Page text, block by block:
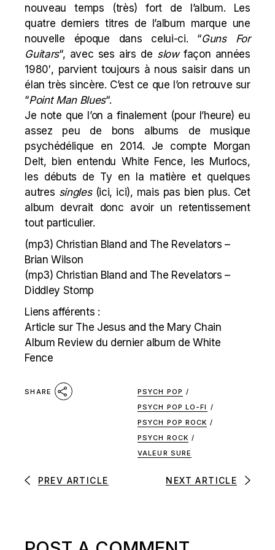
nouveau temps (très) fort de l’album. Les
quatre derniers titres de l’album marque une
nouvelle époque dans celui-ci. “Guns For
Guitars“, avec ses airs de slowfaçon années
1980′, parvient toujours à nous saisir dans un
élan très sincère. C’est ce que l’on retrouve sur
“Point Man Blues“.
Je note que l’on a finalement (pour l’heure) eu
assez peu de bons albums de musique
psychédélique en 2014. Je compte
Morgan
Delt, bien entendu White Fence, les Murlocs,
les débuts de Ty en la matière et quelques
autres singles (ici, ici), mais pas bien plus. Cet
album devrait donc avoir un retentissement
tout particulier.
(mp3) Christian Bland and The Revelators –
Brian Wilson
(mp3) Christian Bland and The Revelators –
Diddley Stomp
Liens afférents :
Article sur The Jesus and the Mary Chain
Album Review du dernier album de White
Fence
SHARE PSYCH POP /
PSYCH POP LO-FI /
PSYCH POP ROCK /
PSYCH ROCK /
VALEUR SURE
PREV ARTICLE NEXT ARTICLE